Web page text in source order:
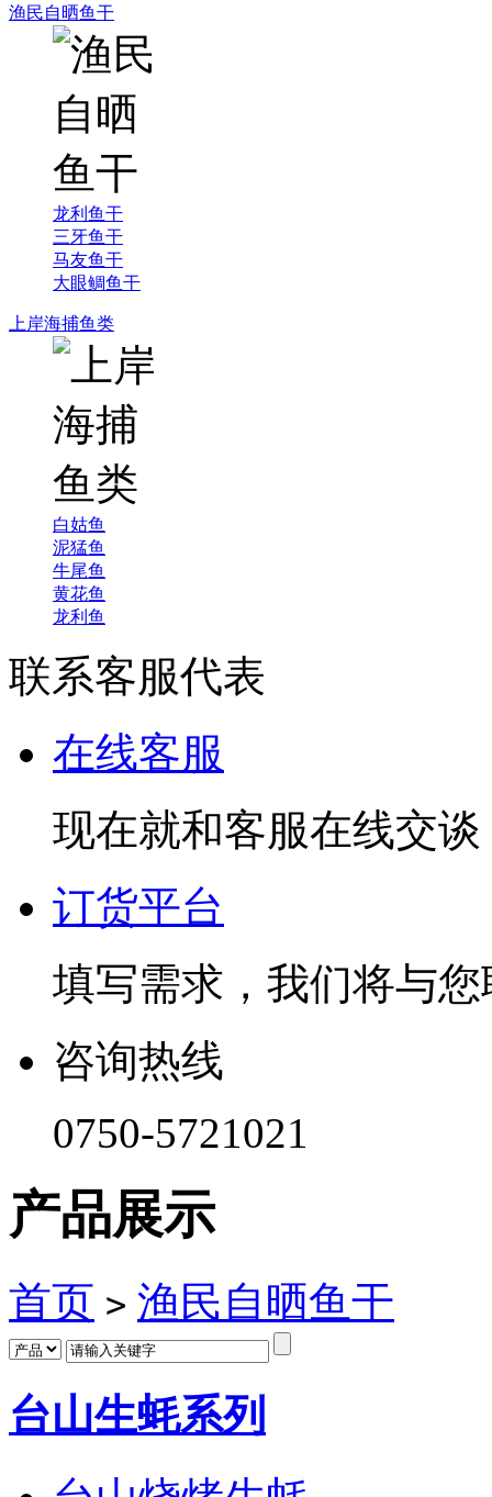
渔民自晒鱼干
龙利鱼干
三牙鱼干
马友鱼干
大眼鲷鱼干
上岸海捕鱼类
白姑鱼
泥猛鱼
牛尾鱼
黄花鱼
龙利鱼
联系客服代表
在线客服
现在就和客服在线交谈
订货平台
填写需求，我们将与您
咨询热线
0750-5721021
产品展示
首页 > 渔民自晒鱼干
台山生蚝系列